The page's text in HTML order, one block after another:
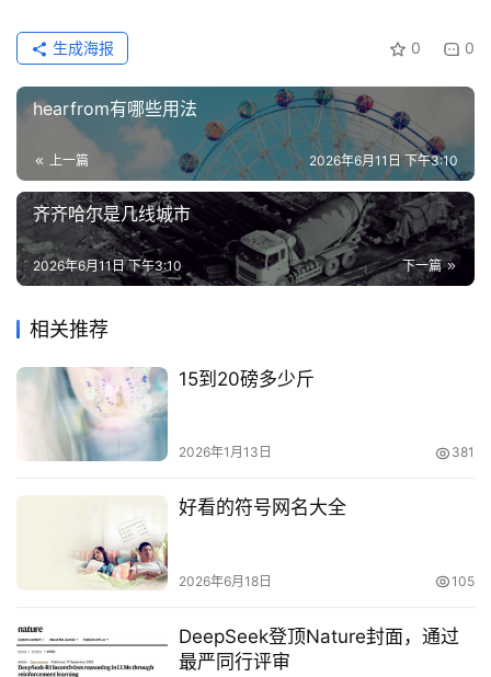
0 0
生成海报
hearfrom有哪些用法
上一篇 2026年6月11日 下午3:10
齐齐哈尔是几线城市
下一篇
2026年6月11日 下午3:10
相关推荐
15到20磅多少斤
2026年1月13日 381
好看的符号网名大全
2026年6月18日 105
DeepSeek登顶Nature封面，通过
最严同行评审